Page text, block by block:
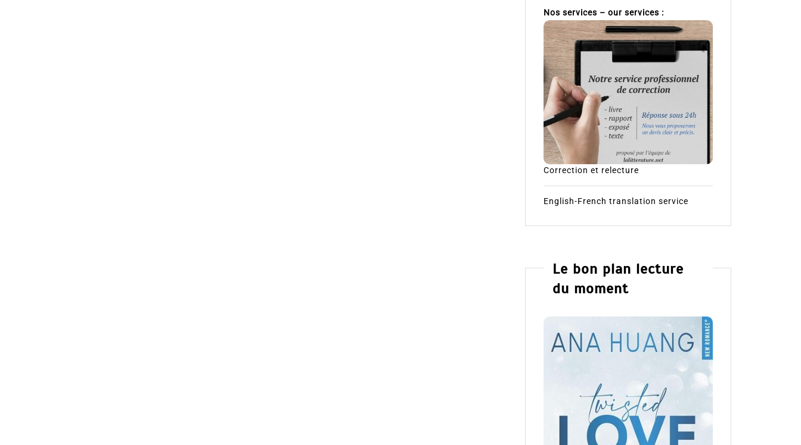
Nos services – our services :
Correction et relecture
English-French translation service
Le bon plan lecture
du moment